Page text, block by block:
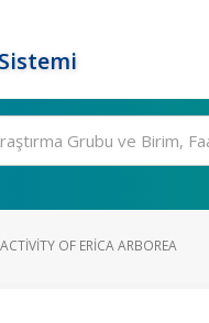
OF ERICA ARBOREA